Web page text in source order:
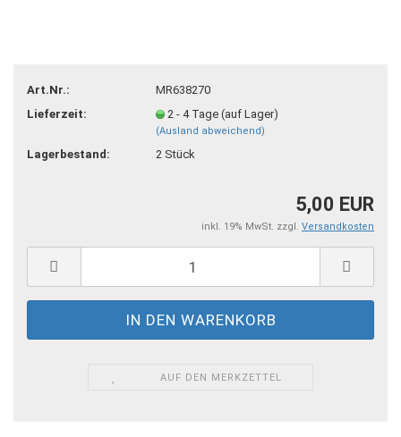
Art.Nr.:
MR638270
Lieferzeit:
2 - 4 Tage (auf Lager)
(Ausland abweichend)
Lagerbestand: 2 Stück
5,00 EUR
inkl. 19% MwSt. zzgl. Versandkosten
AUF DEN MERKZETTEL